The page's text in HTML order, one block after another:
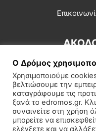
Εγγραφή συνδρομητή
Ο Δρόμος
Χρησιμοποιούμε
βελτιώσουμε την
καταγράφουμε τις
ξανά το edromos.gr.
συναινείτε στη
μπορείτε να
ελέγξετε και να